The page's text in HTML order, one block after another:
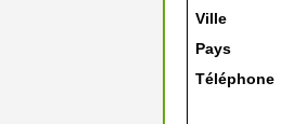
Ville
Pays
Téléphone